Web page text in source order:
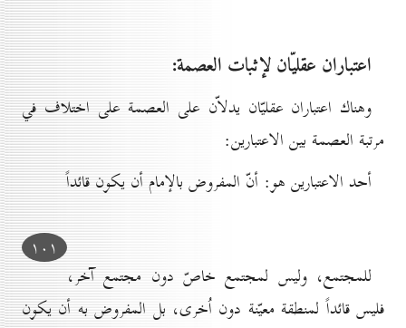
اعتباران عقليّان لإثبات العصمة:
وهناك اعتباران عقليّان يدلاّن على العصمة على اختلاف في
مرتبة العصمة بين الاعتبارين:
أحد الاعتبارين هو: أنّ المفروض بالإمام أن يكون قائداً
۱٠۱
للمجتمع، وليس لمجتمع خاصّ دون مجتمع آخر،
فليس قائداً لمنطقة معيّنة دون اُخرى، بل المفروض به أن يكون